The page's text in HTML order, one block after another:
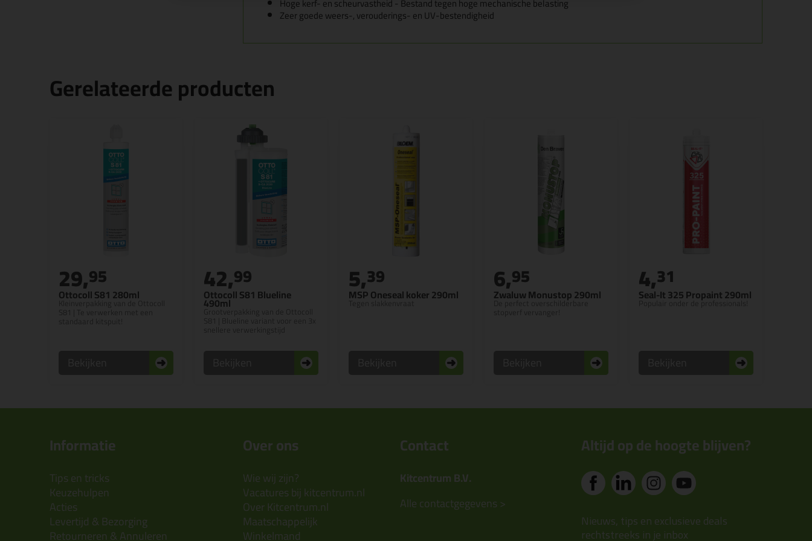
Zeer goede weers-, verouderings- en UV-bestendigheid
Gerelateerde producten
Ottocoll S81 280ml
Kleinverpakking van de Ottocoll
29,95
Ottocoll S81 Blueline
490ml
Grootverpakking van de Ottocoll
42,99
MSP Oneseal koker 290ml
Tegen slakkenvraat
5,39
Zwaluw Monustop 290ml
De perfect overschilderbare
6,95
Seal-It 325 Propaint 290ml
Populair onder de professionals!
4,31
Informatie
Tips en tricks
Keuzehulpen
Acties
Levertijd & Bezorging
Retourneren & Annuleren
Over ons
Wie wij zijn?
Vacatures bij kitcentrum.nl
Over Kitcentrum.nl
Maatschappelijk
Winkelmand
Contact
Kitcentrum B.V.
Alle contactgegevens >
Altijd op de hoogte blijven?
Nieuws, tips en exclusieve deals
rechtstreeks in je inbox